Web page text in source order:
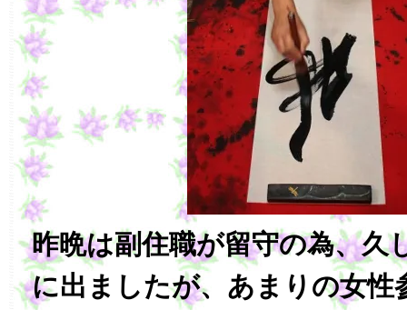
昨晩は副住職が留守の為、久
に出ましたが、あまりの女性